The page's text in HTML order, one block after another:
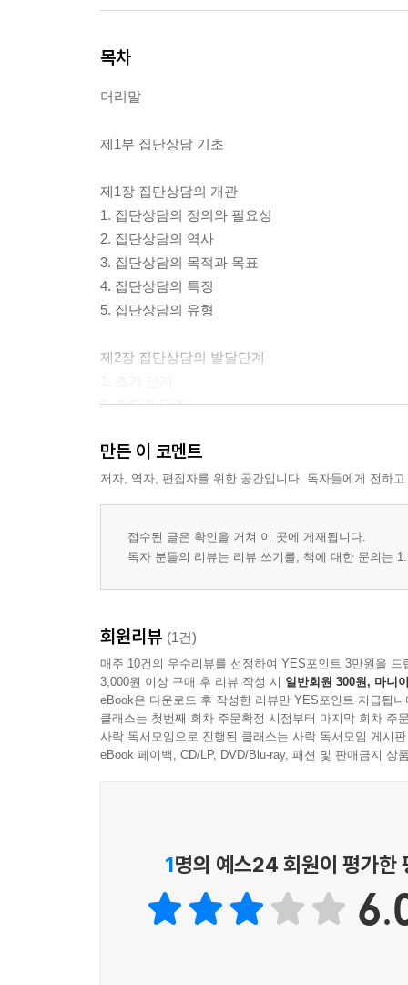
목차
머리말
제1부 집단상담 기초
제1장 집단상담의 개관
1. 집단상담의 정의와 필요성
2. 집단상담의 역사
3. 집단상담의 목적과 목표
4. 집단상담의 특징
5. 집단상담의 유형
제2장 집단상담의 발달단계
2. 과도기 단계
4. 종결 단계
2. 집단역동에 영향을 미치는 요인
4. 집단상담의 치료적 요인
제2부 집단상담 이해
제4장 집단상담자
1. 집단상담자의 자질
2. 집단상담자의 발달과정
3. 집단상담자의 교육과 훈련
2. 집단원의 모집과 선별
3. 집단원의 역할
제6장 집단상담 윤리
만든 이 코멘트
저자, 역자, 편집자를 위한 공간입니다. 독자들에게 전하
접수된 글은 확인을 거쳐 이 곳에 게재됩니다.
독자 분들의 리뷰는 리뷰 쓰기를, 책에 대한 문의는
회원리뷰 (1건)
매주 10건의 우수리뷰를 선정하여 YES포인트 3만원을 드
3,000원 이상 구매 후 리뷰 작성 시 일반회원 300원, 마니
eBook은 다운로드 후 작성한 리뷰만 YES포인트 지급됩니
클래스는 첫번째 회차 주문확정 시점부터 마지막 회차 주
사락 독서모임으로 진행된 클래스는 사락 독서모임 게시
eBook 페이백, CD/LP, DVD/Blu-ray, 패션 및 판매금지 상
1명의 예스24 회원이 평가한